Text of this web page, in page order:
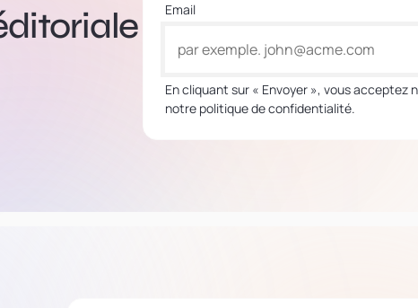
Email
En cliquant sur « Envoyer », vous
notre politique de confidentialité.